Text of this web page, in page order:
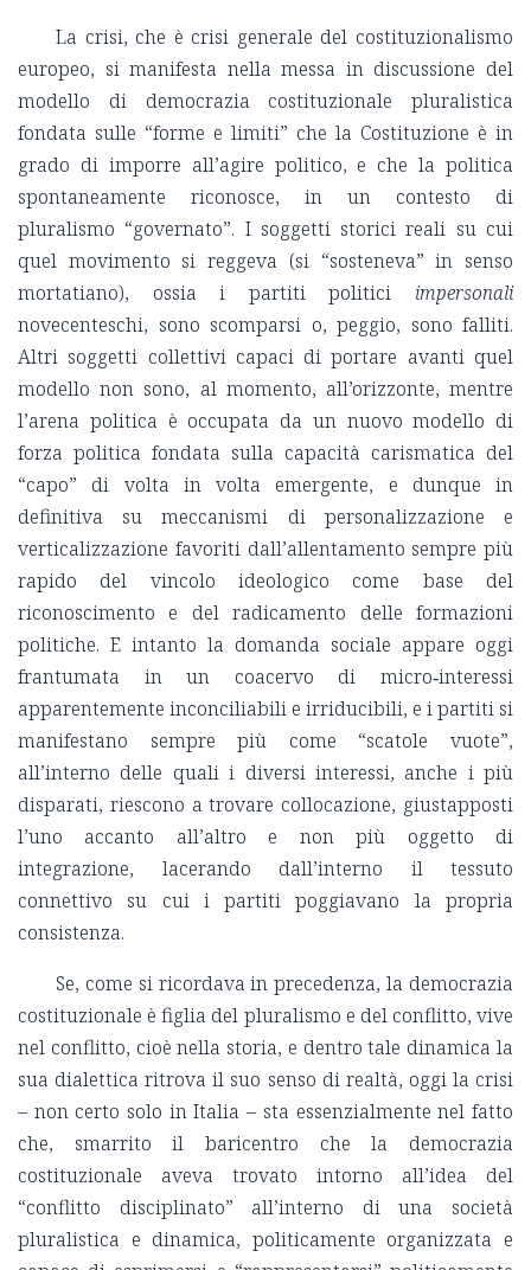
La crisi, che è crisi generale del costituzionalismo
europeo, si manifesta nella messa in discussione del
modello di democrazia costituzionale pluralistica
fondata sulle “forme e limiti” che la Costituzione è in
grado di imporre all’agire politico, e che la politica
spontaneamente riconosce, in un contesto di
pluralismo “governato”. I soggetti storici reali su cui
quel movimento si reggeva (si “sosteneva” in senso
mortatiano), ossia i partiti politici impersonali
novecenteschi, sono scomparsi o, peggio, sono falliti.
Altri soggetti collettivi capaci di portare avanti quel
modello non sono, al momento, all’orizzonte, mentre
l’arena politica è occupata da un nuovo modello di
forza politica fondata sulla capacità carismatica del
“capo” di volta in volta emergente, e dunque in
definitiva su meccanismi di personalizzazione e
verticalizzazione favoriti dall’allentamento sempre più
rapido del vincolo ideologico come base del
riconoscimento e del radicamento delle formazioni
politiche. E intanto la domanda sociale appare oggi
frantumata in un coacervo di micro‑interessi
apparentemente inconciliabili e irriducibili, e i partiti si
manifestano sempre più come “scatole vuote”,
all’interno delle quali i diversi interessi, anche i più
disparati, riescono a trovare collocazione, giustapposti
l’uno accanto all’altro e non più oggetto di
integrazione, lacerando dall’interno il tessuto
connettivo su cui i partiti poggiavano la propria
consistenza.
Se, come si ricordava in precedenza, la democrazia
costituzionale è figlia del pluralismo e del conflitto, vive
nel conflitto, cioè nella storia, e dentro tale dinamica la
sua dialettica ritrova il suo senso di realtà, oggi la crisi
– non certo solo in Italia – sta essenzialmente nel fatto
che, smarrito il baricentro che la democrazia
costituzionale aveva trovato intorno all’idea del
“conflitto disciplinato” all’interno di una società
pluralistica e dinamica, politicamente organizzata e